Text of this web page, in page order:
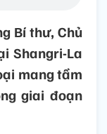
Bí thư, Chủ
Shangri-La
mang tầm
giai đoạn